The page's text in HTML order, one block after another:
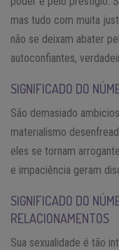
mas tudo com muita
não se deixam abater
autoconfiantes,
SIGNIFICADO DO
São demasiado
materialismo
eles se tornam
e impaciência geram
SIGNIFICADO DO
RELACIONAMENTOS
Sua sexualidade é tão